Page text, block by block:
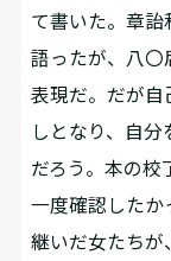
て書いた。章詒
語ったが、八〇
表現だ。だが自
しとなり、自
だろう。本の校
一度確認した
継いだ女たちが